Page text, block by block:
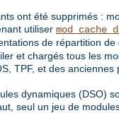
ont été supprimés :
utiliser
de répartition
et chargés tous les
TPF, et des
dynamiques (DSO)
seul un jeu de